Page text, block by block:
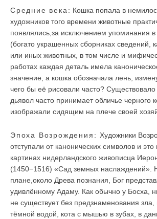
Средние века: Кошка попала в
художников того времени животные
появлялись,за исключением упоминания в
(богато украшенных сборниках сведений,
или иных животных, в том числе и
работах каждая деталь имела
значение, а кошка обозначала лень,
чего бы её рисовали часто? Существовало
дьявол часто принимает обличье черного
изображали сидящим на плече своей
Эпоха Возрождения: Художники
отступали от канонических символов и
картинах нидерландского живописца
(1450−1516) «Сад земных наслаждений».
плане,около Древа познания, Бог
удивлённому Адаму. Как обычно у Босха,
не существует без предзнаменования
тёмной водой, кота с мышью в зубах, в